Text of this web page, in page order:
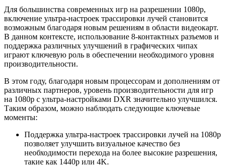
Для большинства современных игр на разрешении 1080p,
включение ультра-настроек трассировки лучей становится
возможным благодаря новым решениям в области видеокарт.
В данном контексте, использование 8-контактных разъемов и
поддержка различных улучшений в графических чипах
играют ключевую роль в обеспечении необходимого уровня
производительности.
В этом году, благодаря новым процессорам и дополнениям от
различных партнеров, уровень производительности для игр
на 1080p с ультра-настройками DXR значительно улучшился.
Таким образом, можно наблюдать следующие ключевые
моменты:
Поддержка ультра-настроек трассировки лучей на 1080p
позволяет улучшить визуальное качество без
необходимости перехода на более высокие разрешения,
такие как 1440p или 4K.